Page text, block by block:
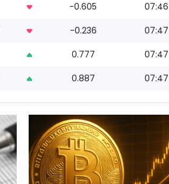
-0.605
07:46
-0.236
07:47
0.777
07:47
0.887 07:47